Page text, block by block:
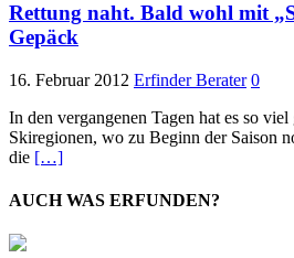
Rettung naht. Bald wohl mit
Gepäck
16. Februar 2012 Erfinder Berater 0
In den vergangenen Tagen hat es so
Skiregionen, wo zu Beginn der Saison
die […]
AUCH WAS ERFUNDEN?